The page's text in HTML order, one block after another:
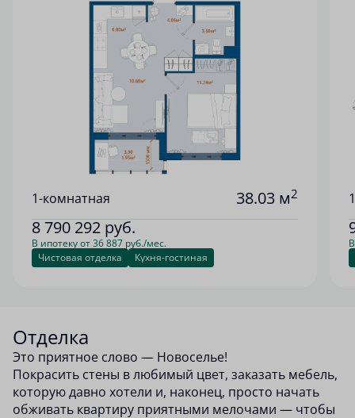
1-комнатная 38.03 м2
8 790 292 руб.
В ипотеку от 36 887 руб./мес.
Чистовая отделка
Кухня-гостиная
Отделка
Это приятное слово — Новоселье!
Покрасить стены в любимый цвет, заказать мебель,
которую давно хотели и, наконец, просто начать
обживать квартиру приятными мелочами — чтобы